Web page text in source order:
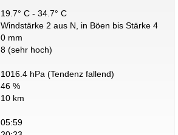
19.7° C - 34.7° C
Windstärke 2 aus N, in Böen bis Stärke 4
0 mm
8 (sehr hoch)
1016.4 hPa (Tendenz fallend)
46 %
10 km
05:59